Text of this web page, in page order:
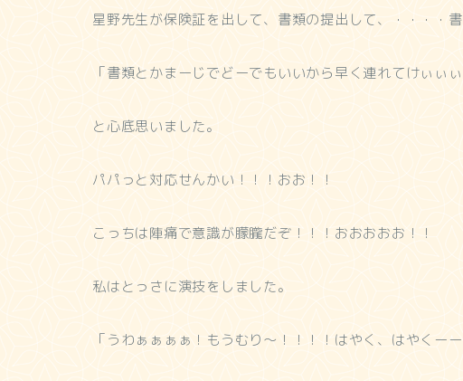
星野先生が保険証を出して、書類の提出して、・・・・
「書類とかまーじでどーでもいいから早く連れてけぃぃ
と心底思いました。
パパっと対応せんかい！！！おお！！
こっちは陣痛で意識が朦朧だぞ！！！おおおおお！！
私はとっさに演技をしました。
「うわぁぁぁぁ！もうむり～！！！！はやく、はやくーー